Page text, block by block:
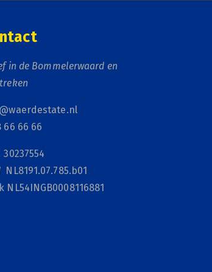
in de Bommelerwaard en
66 66 66
30237554
NL8191.07.785.b01
NL54INGB0008116881